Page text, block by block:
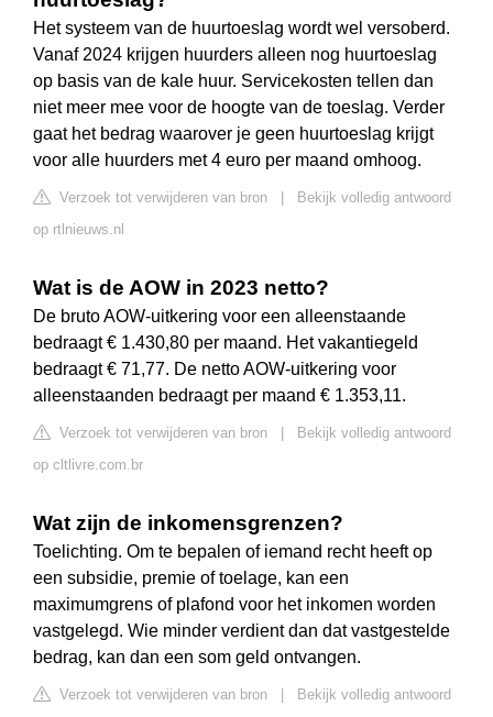
Het systeem van de huurtoeslag wordt wel versoberd.
Vanaf 2024 krijgen huurders alleen nog huurtoeslag
op basis van de kale huur. Servicekosten tellen dan
niet meer mee voor de hoogte van de toeslag. Verder
gaat het bedrag waarover je geen huurtoeslag krijgt
voor alle huurders met 4 euro per maand omhoog.
Verzoek tot verwijderen van bron
Bekijk volledig antwoord
op rtlnieuws.nl
Wat is de AOW in 2023 netto?
De bruto AOW-uitkering voor een alleenstaande
bedraagt € 1.430,80 per maand. Het vakantiegeld
bedraagt € 71,77. De netto AOW-uitkering voor
alleenstaanden bedraagt per maand € 1.353,11.
Verzoek tot verwijderen van bron
Bekijk volledig antwoord
op cltlivre.com.br
Wat zijn de inkomensgrenzen?
Toelichting. Om te bepalen of iemand recht heeft op
een subsidie, premie of toelage, kan een
maximumgrens of plafond voor het inkomen worden
vastgelegd. Wie minder verdient dan dat vastgestelde
bedrag, kan dan een som geld ontvangen.
Verzoek tot verwijderen van bron
Bekijk volledig antwoord